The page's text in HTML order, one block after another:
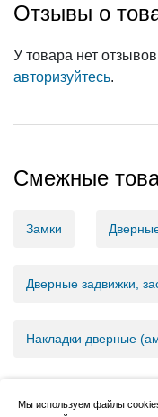
Отзывы о
У товара нет
авторизуйтесь.
Смежные
Замки
Дверные задвижки,
Накладки дверные
Мы используем файлы